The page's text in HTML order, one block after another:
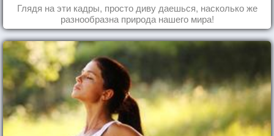
Глядя на эти кадры, просто диву даешься, насколько же
разнообразна природа нашего мира!